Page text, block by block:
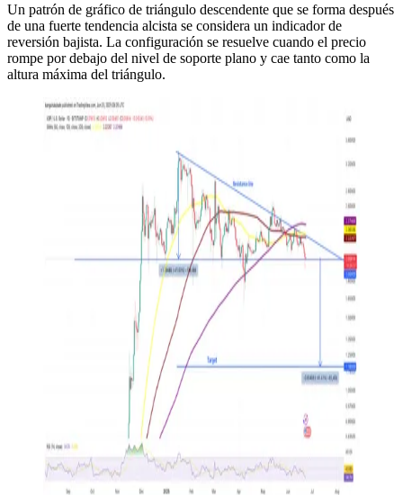
Un patrón de gráfico de triángulo descendente que se forma después
de una fuerte tendencia alcista se considera un indicador de
reversión bajista. La configuración se resuelve cuando el precio
rompe por debajo del nivel de soporte plano y cae tanto como la
altura máxima del triángulo.